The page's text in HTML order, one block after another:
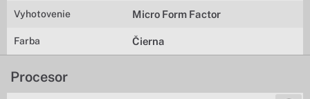
Vyhotovenie Micro Form Factor
Farba Čierna
Procesor